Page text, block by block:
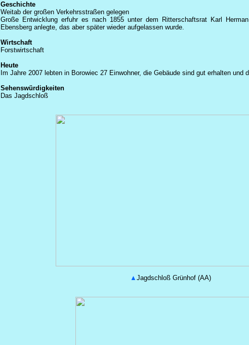
Geschichte
Weitab der großen Verkehrsstraßen gelegen
Große Entwicklung erfuhr es nach 1855 unter dem Ritterschaftsrat Karl
Ebensberganlegte, das aber später wieder aufgelassen wurde.
Wirtschaft
Forstwirtschaft
Heute
Im Jahre 2007 lebten in Borowiec 27 Einwohner, die Gebäude sind gut erhalten und
Sehenswürdigkeiten
Das Jagdschloß
▲ Jagdschloß Grünhof (AA)